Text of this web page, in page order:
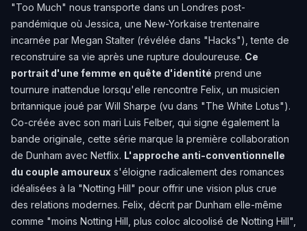
"Too Much" nous transporte dans un Londres post-
pandémique où Jessica, une New-Yorkaise trentenaire
incarnée par Megan Stalter (révélée dans "Hacks"), tente de
reconstruire sa vie après une rupture douloureuse. Ce
portrait d'une femme en quête d'identité prend une
tournure inattendue lorsqu'elle rencontre Felix, un musicien
britannique joué par Will Sharpe (vu dans "The White Lotus").
Co-créée avec son mari Luis Felber, qui signe également la
bande originale, cette série marque la première collaboration
de Dunham avec Netflix. L'approche anti-conventionnelle
du couple amoureux s'éloigne radicalement des romances
idéalisées à la "Notting Hill" pour offrir une vision plus crue
des relations modernes. Felix, décrit par Dunham elle-même
comme "moins Notting Hill, plus coloc alcoolisé de Notting Hill",